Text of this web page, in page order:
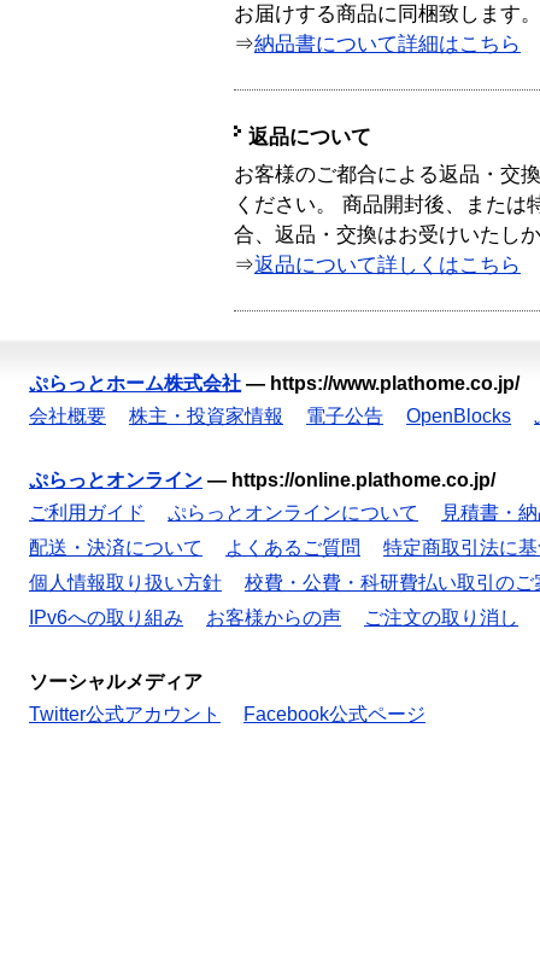
お届けする商品に同梱致します。
⇒納品書について詳細はこちら
返品について
お客様のご都合による返品・交
ください。 商品開封後、または
合、返品・交換はお受けいたし
⇒返品について詳しくはこちら
ぷらっとホーム株式会社 — https://www.plathome.co.jp/
会社概要
株主・投資家情報 電子公告 OpenBlocks
ぷらっとオンライン — https://online.plathome.co.jp/
ご利用ガイド
ぷらっとオンラインについて
見積書・
配送・決済について
よくあるご質問
特定商取引法に
個人情報取り扱い方針
校費・公費・科研費払い取引のご
IPv6への取り組み
お客様からの声 ご注文の取り消し
ソーシャルメディア
Twitter公式アカウント
Facebook公式ページ